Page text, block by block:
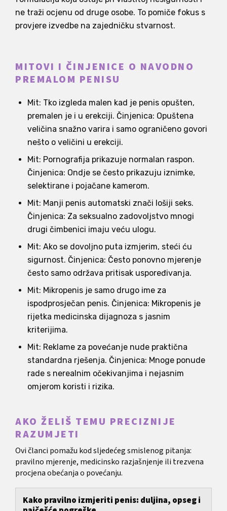
ne traži ocjenu od druge osobe. To pomiče fokus s
provjere izvedbe na zajedničku stvarnost.
MITOVI I ČINJENICE O NAVODNO
PREMALOM PENISU
Mit: Tko izgleda malen kad je penis opušten,
premalen je i u erekciji. Činjenica: Opuštena
veličina snažno varira i samo ograničeno govori
nešto o veličini u erekciji.
Mit: Pornografija prikazuje normalan raspon.
Činjenica: Ondje se često prikazuju iznimke,
selektirane i pojačane kamerom.
Mit: Manji penis automatski znači lošiji seks.
Činjenica: Za seksualno zadovoljstvo mnogi
drugi čimbenici imaju veću ulogu.
Mit: Ako se dovoljno puta izmjerim, steći ću
sigurnost. Činjenica: Često ponovno mjerenje
često samo održava pritisak uspoređivanja.
Mit: Mikropenis je samo drugo ime za
ispodprosječan penis. Činjenica: Mikropenis je
rijetka medicinska dijagnoza s jasnim
kriterijima.
Mit: Reklame za povećanje nude praktična
standardna rješenja. Činjenica: Mnoge ponude
rade s nerealnim očekivanjima i nejasnim
omjerom koristi i rizika.
AKO ŽELIŠ TEMU PRECIZNIJE
RAZUMJETI
Ovi članci pomažu kod sljedećeg smislenog pitanja:
pravilno mjerenje, medicinsko razjašnjenje ili trezvena
procjena obećanja o povećanju.
Kako pravilno izmjeriti penis: duljina, opseg i